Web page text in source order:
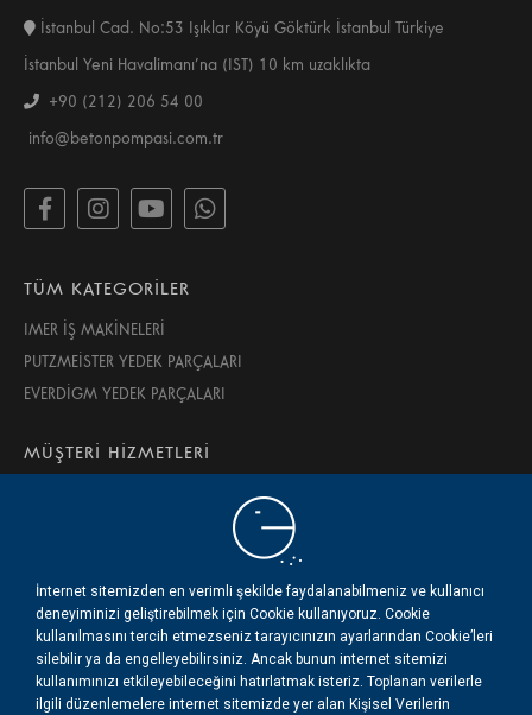
İstanbul Cad. No:53 Işıklar Köyü Göktürk İstanbul Türkiye
İstanbul Yeni Havalimanı’na (IST) 10 km uzaklıkta
+90 (212) 206 54 00
info@betonpompasi.com.tr
TÜM KATEGORİLER
IMER İŞ MAKİNELERİ
PUTZMEİSTER YEDEK PARÇALARI
EVERDİGM YEDEK PARÇALARI
MÜŞTERİ HİZMETLERİ
HAKKIMIZDA
İLETİŞİM
© 2020 BMS Beton Makine Servis LTD. ŞTİ.
İnternet sitemizden en verimli şekilde faydalanabilmeniz ve kullanıcı
deneyiminizi geliştirebilmek için Cookie kullanıyoruz. Cookie
kullanılmasını tercih etmezseniz tarayıcınızın ayarlarından Cookie’leri
silebilir ya da engelleyebilirsiniz. Ancak bunun internet sitemizi
kullanımınızı etkileyebileceğini hatırlatmak isteriz. Toplanan verilerle
ilgili düzenlemelere internet sitemizde yer alan Kişisel Verilerin